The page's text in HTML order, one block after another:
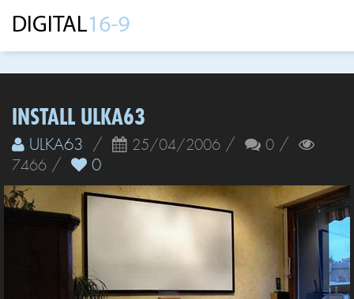
INSTALL ULKA63
ULKA63 / 25/04/2006 / 0 /
7466 / 0